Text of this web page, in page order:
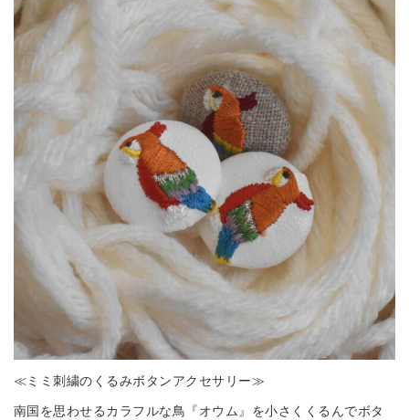
≪ミミ刺繍のくるみボタンアクセサリー≫
南国を思わせるカラフルな鳥『オウム』を小さくくるんでボタ